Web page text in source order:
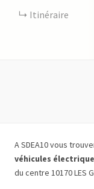
Itinéraire
A SDEA10 vous
véhicules
du centre 10170 LES